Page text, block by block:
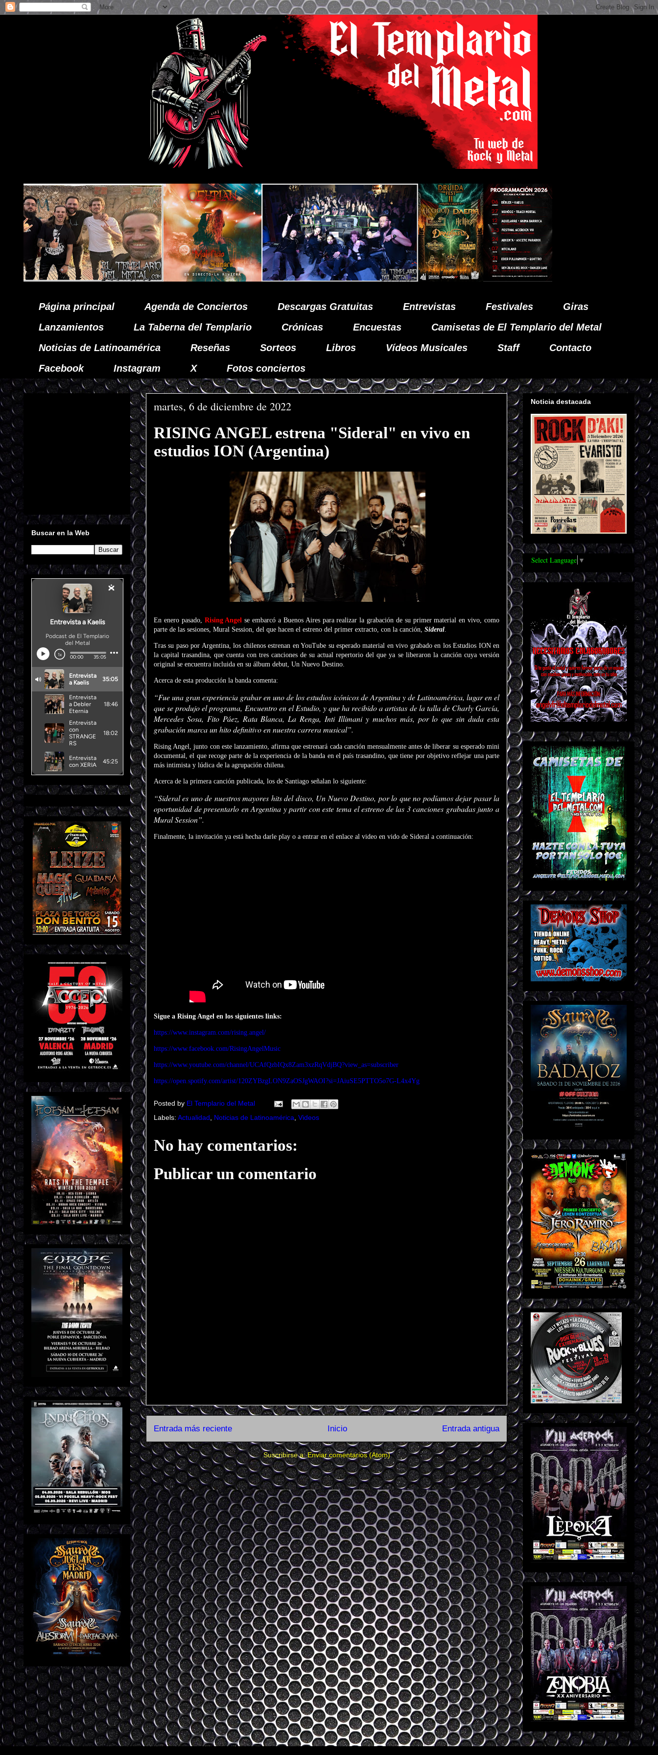
Página principal Agenda de Conciertos Descargas Gratuitas Entrevistas Festivales
Giras
Lanzamientos
La Taberna del Templario Crónicas Encuestas
Camisetas de El Templario del Metal
Noticias de Latinoamérica
Reseñas Sorteos Libros Vídeos Musicales Staff
Contacto
Facebook
Instagram X Fotos conciertos
martes, 6 de diciembre de 2022
RISING ANGEL estrena "Sideral" en vivo en
estudios ION (Argentina)
En enero pasado, Rising Angel se embarcó a Buenos Aires para realizar la grabación de su primer material en vivo, como
parte de las sesiones, Mural Session, del que hacen el estreno del primer extracto, con la canción, Sideral.
Tras su paso por Argentina, los chilenos estrenan en YouTube su esperado material en vivo grabado en los Estudios ION en
la capital trasandina, que cuenta con tres canciones de su actual repertorio del que ya se liberaron la canción cuya versión
original se encuentra incluida en su álbum debut, Un Nuevo Destino.
Acerca de esta producción la banda comenta:
“Fue una gran experiencia grabar en uno de los estudios icónicos de Argentina y de Latinoamérica, lugar en el
que se produjo el programa, Encuentro en el Estudio, y que ha recibido a artistas de la talla de Charly García,
Mercedes Sosa, Fito Páez, Rata Blanca, La Renga, Inti Illimani y muchos más, por lo que sin duda esta
grabación marca un hito definitivo en nuestra carrera musical”.
Rising Angel, junto con este lanzamiento, afirma que estrenará cada canción mensualmente antes de liberar su esperado mini
documental, el que recoge parte de la experiencia de la banda en el país trasandino, que tiene por objetivo reflejar una parte
más intimista y lúdica de la agrupación chilena.
Acerca de la primera canción publicada, los de Santiago señalan lo siguiente:
“Sideral es uno de nuestros mayores hits del disco, Un Nuevo Destino, por lo que no podíamos dejar pasar la
oportunidad de presentarlo en Argentina y partir con este tema el estreno de las 3 canciones grabadas junto a
Mural Session”.
Finalmente, la invitación ya está hecha darle play o a entrar en el enlace al video en vido de Sideral a continuación:
Sigue a Rising Angel en los siguientes links:
https://www.instagram.com/rising.angel/
https://www.facebook.com/RisingAngelMusic
https://www.youtube.com/channel/UCAfQzbIQx8Zam3xzRqVdjBQ?view_as=subscriber
https://open.spotify.com/artist/120ZYBzgLON9ZaOSJgWAOI?si=JAiuSE5PTTO5o7G-L4x4Yg
Posted by El Templario del Metal
Labels: Actualidad Noticias de Latinoamérica Videos
No hay comentarios:
Publicar un comentario
Entrada más reciente Entrada antigua
Inicio
Suscribirse a:Enviar comentarios (Atom)
Buscar en la Web
Noticia destacada
Select Language ▼